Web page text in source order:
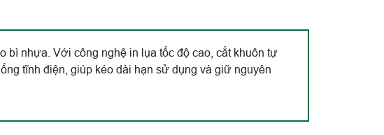
bì nhựa. Với công nghệ in lụa tốc độ cao, cắt khuôn tự
tĩnh điện, giúp kéo dài hạn sử dụng và giữ nguyên